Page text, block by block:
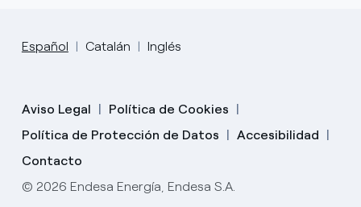
Español Catalán Inglés
Aviso Legal
Política de Cookies
Política de Protección de Datos
Accesibilidad
Contacto
© 2026 Endesa Energía, Endesa S.A.